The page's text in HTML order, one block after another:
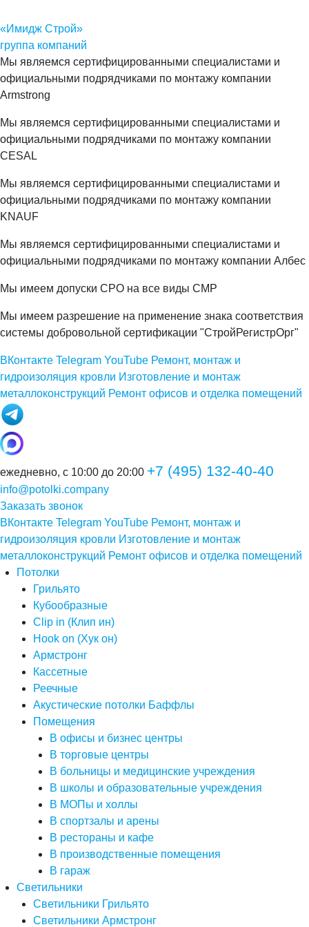
«Имидж Строй»
группа компаний
Мы являемся сертифицированными специалистами и
официальными подрядчиками по монтажу компании
Armstrong
Мы являемся сертифицированными специалистами и
официальными подрядчиками по монтажу компании
CESAL
Мы являемся сертифицированными специалистами и
официальными подрядчиками по монтажу компании
KNAUF
Мы являемся сертифицированными специалистами и
официальными подрядчиками по монтажу компании Албес
Мы имеем допуски СРО на все виды СМР
Мы имеем разрешение на применение знака соответствия
системы добровольной сертификации "СтройРегистрОрг"
ВКонтакте Telegram YouTube Ремонт, монтаж и
гидроизоляция кровли Изготовление и монтаж
металлоконструкций Ремонт офисов и отделка помещений
ежедневно, с 10:00 до 20:00 +7 (495) 132-40-40
info@potolki.company
Заказать звонок
ВКонтакте Telegram YouTube Ремонт, монтаж и
гидроизоляция кровли Изготовление и монтаж
металлоконструкций Ремонт офисов и отделка помещений
Потолки
Грильято
Кубообразные
Clip in (Клип ин)
Hook on (Хук он)
Армстронг
Кассетные
Реечные
Акустические потолки Баффлы
Помещения
В офисы и бизнес центры
В торговые центры
В больницы и медицинские учреждения
В школы и образовательные учреждения
В МОПы и холлы
В спортзалы и арены
В рестораны и кафе
В производственные помещения
В гараж
Светильники
Светильники Грильято
Светильники Армстронг